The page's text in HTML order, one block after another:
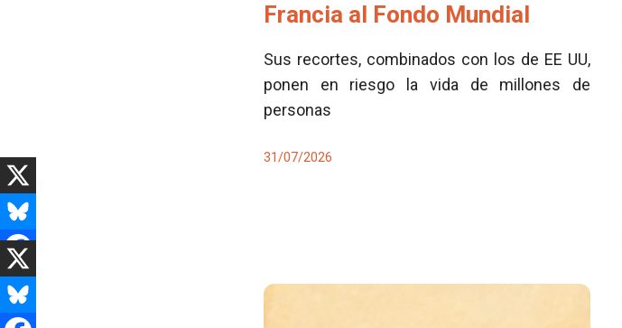
Francia al Fondo Mundial
Sus recortes, combinados con los de EE UU,
ponen en riesgo la vida de millones de
personas
31/07/2026